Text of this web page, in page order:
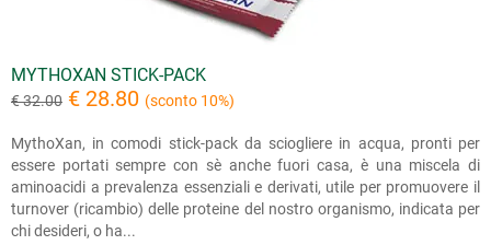
MYTHOXAN STICK-PACK
€ 32.00 € 28.80 (sconto 10%)
MythoXan, in comodi stick-pack da sciogliere in acqua, pronti per
essere portati sempre con sè anche fuori casa, è una miscela di
aminoacidi a prevalenza essenziali e derivati, utile per promuovere il
turnover (ricambio) delle proteine del nostro organismo, indicata per
chi desideri, o ha...